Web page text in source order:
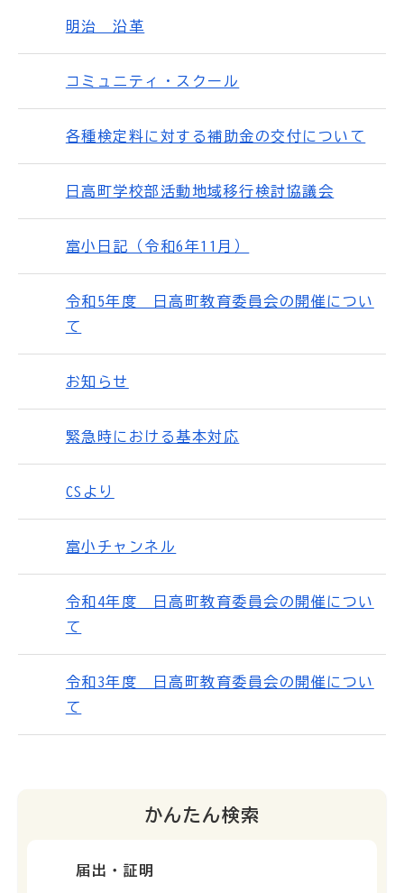
明治 沿革
コミュニティ・スクール
各種検定料に対する補助金の交付について
日高町学校部活動地域移行検討協議会
富小日記（令和6年11月）
令和5年度 日高町教育委員会の開催につい
て
お知らせ
緊急時における基本対応
CSより
富小チャンネル
令和4年度 日高町教育委員会の開催につい
て
令和3年度 日高町教育委員会の開催につい
て
かんたん検索
届出・証明